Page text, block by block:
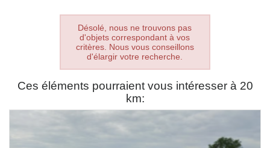
Désolé, nous ne trouvons pas
d'objets correspondant à vos
critères. Nous vous conseillons
d'élargir votre recherche.
Ces éléments pourraient vous intéresser à 20
km: